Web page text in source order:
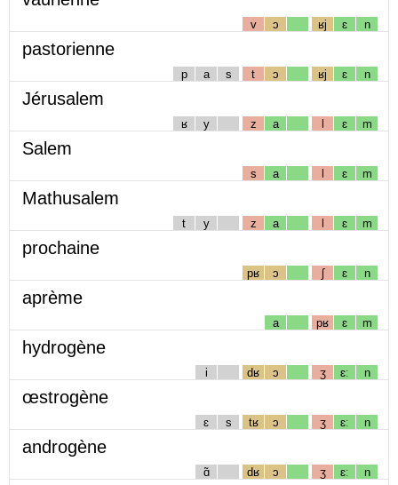
v ɔ ʁj ɛ n
pastorienne
p a s t ɔ ʁj ɛ n
Jérusalem
ʁ y z a l ɛ m
Salem
s a l ɛ m
Mathusalem
t y z a l ɛ m
prochaine
pʁ ɔ ʃ ɛ n
aprème
a pʁ ɛ m
hydrogène
i dʁ ɔ ʒ ɛː n
œstrogène
ɛ s tʁ ɔ ʒ ɛː n
androgène
ɑ̃ dʁ ɔ ʒ ɛː n